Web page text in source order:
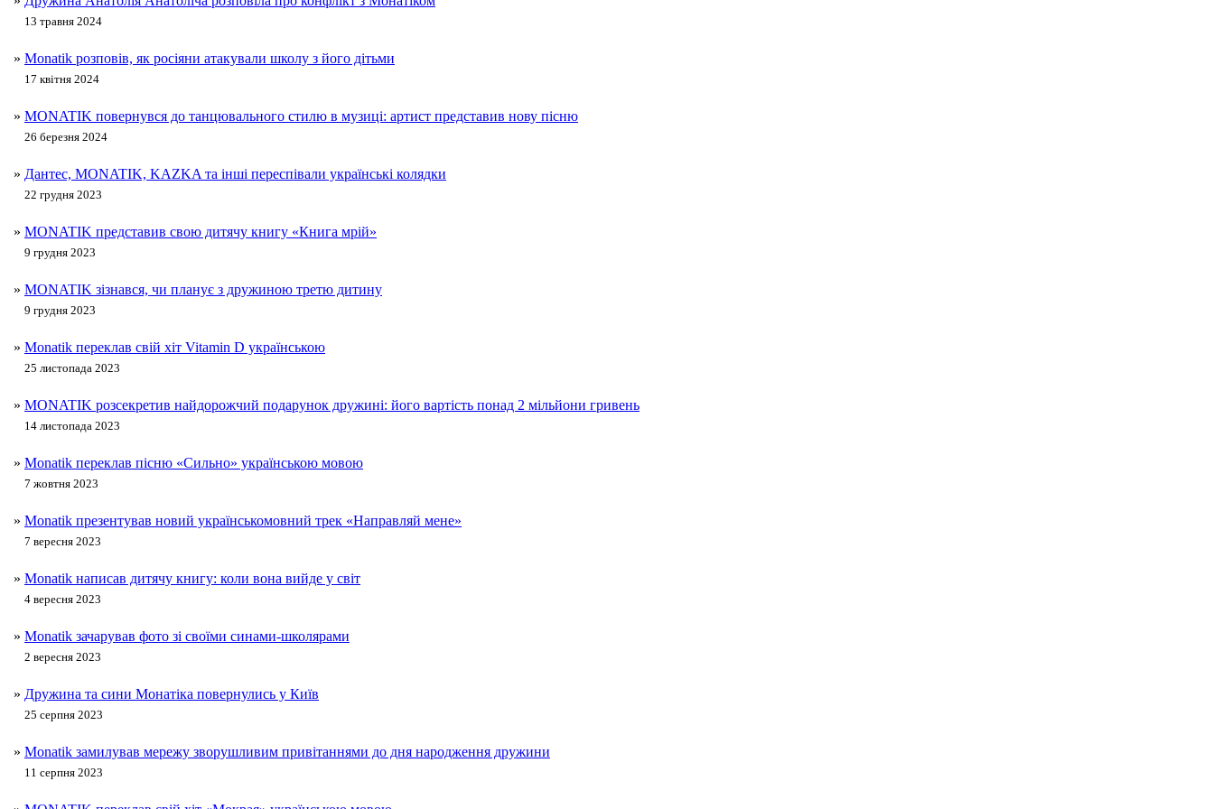
13 травня 2024
» Monatik розповів, як росіяни атакували школу з його дітьми
17 квітня 2024
» MONATIK повернувся до танцювального стилю в музиці: артист представив нову пісню
26 березня 2024
» Дантес, MONATIK, KAZKA та інші переспівали українські колядки
22 грудня 2023
» MONATIK представив свою дитячу книгу «Книга мрій»
9 грудня 2023
» MONATIK зізнався, чи планує з дружиною третю дитину
9 грудня 2023
» Monatik переклав свій хіт Vitamin D українською
25 листопада 2023
» MONATIK розсекретив найдорожчий подарунок дружині: його вартість понад 2 мільйони гривень
14 листопада 2023
» Monatik переклав пісню «Сильно» українською мовою
7 жовтня 2023
» Monatik презентував новий українськомовний трек «Направляй мене»
7 вересня 2023
» Monatik написав дитячу книгу: коли вона вийде у світ
4 вересня 2023
» Monatik зачарував фото зі своїми синами-школярами
2 вересня 2023
» Дружина та сини Монатіка повернулись у Київ
25 серпня 2023
» Monatik замилував мережу зворушливим привітаннями до дня народження дружини
11 серпня 2023